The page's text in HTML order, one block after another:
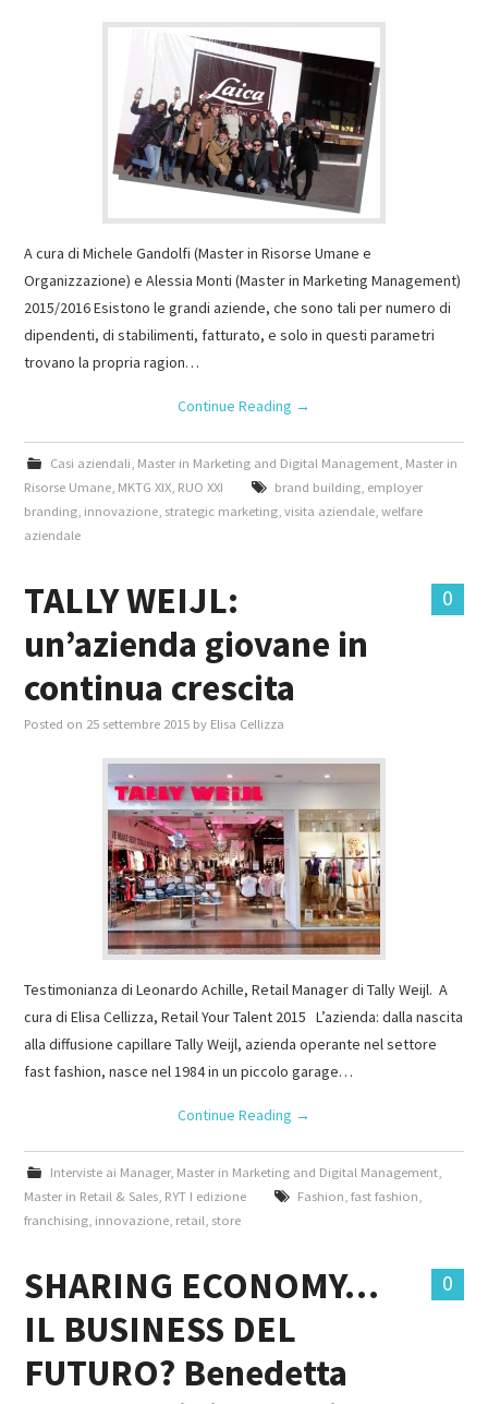
A cura di Michele Gandolfi (Master in Risorse Umane e
Organizzazione) e Alessia Monti (Master in Marketing Management)
2015/2016 Esistono le grandi aziende, che sono tali per numero di
dipendenti, di stabilimenti, fatturato, e solo in questi parametri
trovano la propria ragion…
Continue Reading →
Casi aziendali Master in Marketing and Digital Management, Master in
Risorse Umane MKTG XIX RUO XXI brand building, employer
branding innovazione strategic marketing ,visita aziendale ,welfare
aziendale
0
TALLY WEIJL:
un’azienda giovane in
continua crescita
Posted on 25 settembre 2015 by Elisa Cellizza
Testimonianza di Leonardo Achille, Retail Manager di Tally Weijl. A
cura di Elisa Cellizza, Retail Your Talent 2015 L’azienda: dalla nascita
alla diffusione capillare Tally Weijl, azienda operante nel settore
fast fashion, nasce nel 1984 in un piccolo garage…
Continue Reading →
Interviste ai Manager, Master in Marketing and Digital Management,
Master in Retail & Sales RYT I edizione Fashion fast fashion
franchising innovazione retail store
0
SHARING ECONOMY…
IL BUSINESS DEL
FUTURO? Benedetta